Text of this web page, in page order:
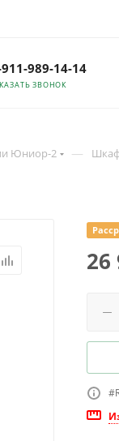
989-14-14
ЗВОНОК
Юниор-2 —
26